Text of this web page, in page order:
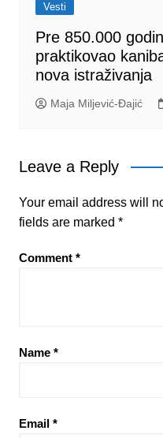
Vesti
Pre 850.000
praktikovao
nova istraživanja
Maja Miljević-Đajić
Leave a Reply
Your email address will
fields are marked *
Comment *
Name *
Email *